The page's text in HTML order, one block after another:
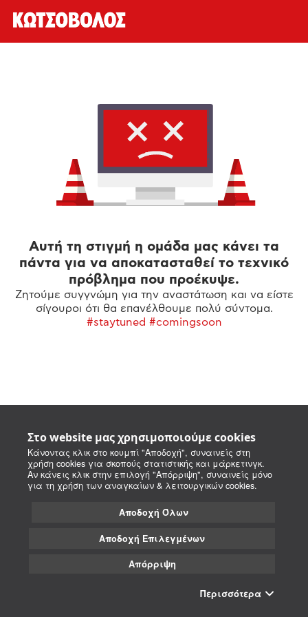
Στο website μας χρησιμοποιούμε cookies
Κάνοντας κλικ στο κουμπί "Αποδοχή", συναινείς στη
χρήση cookies για σκοπούς στατιστικής και μάρκετινγκ.
Αν κάνεις κλικ στην επιλογή "Απόρριψη", συναινείς μόνο
για τη χρήση των αναγκαίων & λειτουργικών cookies.
Αποδοχή Όλων
Αποδοχή Επιλεγμένων
Απόρριψη
Περισσότερα
Αυτή τη στιγμή η ομάδα μας κάνει τα
πάντα για να αποκατασταθεί το τεχνικό
πρόβλημα που προέκυψε.
Ζητούμε συγγνώμη για την αναστάτωση και να είστε
σίγουροι ότι θα επανέλθουμε πολύ σύντομα.
#staytuned #comingsoon